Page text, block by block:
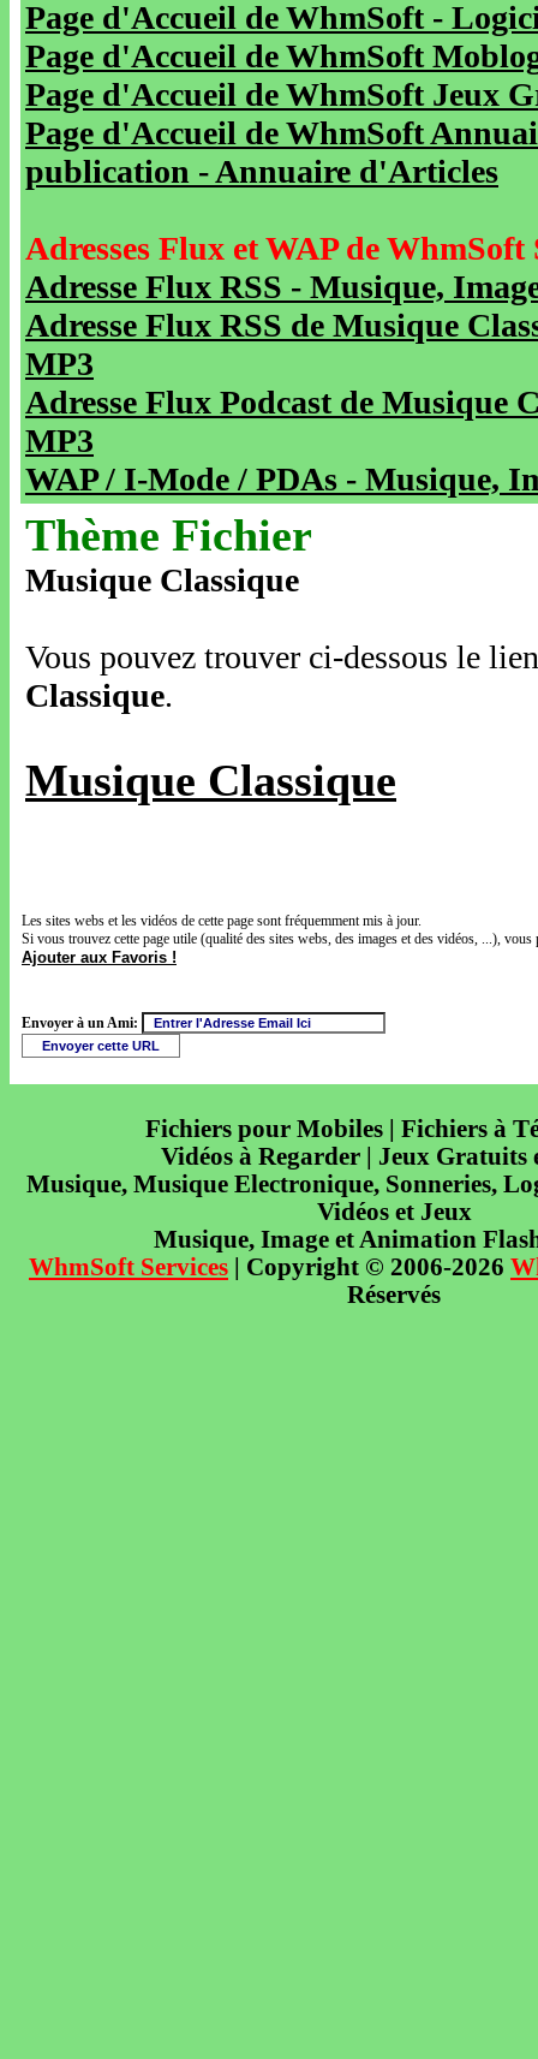
Page d'Accueil de WhmSoft -
Page d'Accueil de WhmSoft
Page d'Accueil de WhmSoft Jeux
Page d'Accueil de WhmSoft
publication - Annuaire d'Articles
Adresses Flux et WAP de WhmSoft
Adresse Flux RSS - Musique,
Adresse Flux RSS de Musique
MP3
Adresse Flux Podcast de Musique
MP3
WAP / I-Mode / PDAs - Musique,
Thème Fichier
Musique Classique
Vous pouvez trouver ci-dessous le
Classique.
Musique Classique
Les sites webs et les vidéos de cette page sont fréquemment mis à jour.
Si vous trouvez cette page utile (qualité des sites webs, des images et des vidéos, ...),
Ajouter aux Favoris !
Envoyer à un Ami:
Fichiers pour Mobiles | Fichiers à
Vidéos à Regarder | Jeux Gratuits
Musique, Musique Electronique, Sonneries,
Vidéos et Jeux
Musique, Image et Animation
WhmSoft Services | Copyright © 2006-2026
Réservés